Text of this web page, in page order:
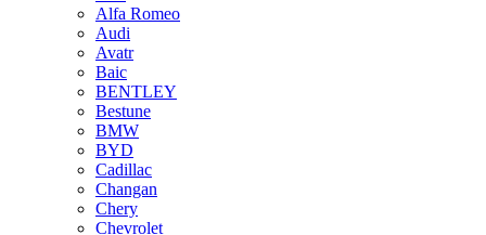
Alfa Romeo
Audi
Avatr
Baic
BENTLEY
Bestune
BMW
BYD
Cadillac
Changan
Chery
Chevrolet